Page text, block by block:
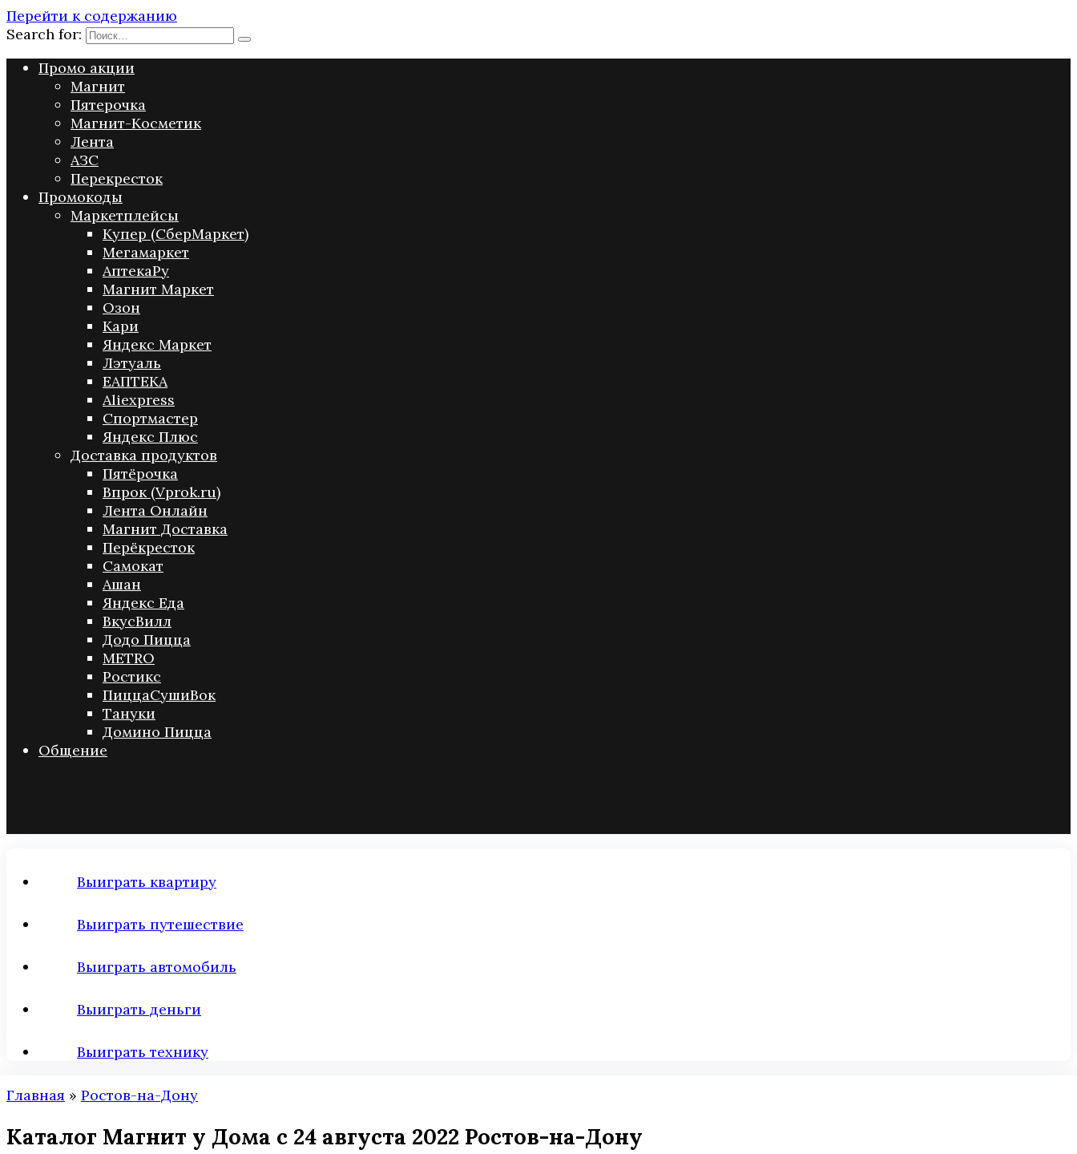
Перейти к содержанию
Search for:
Промо акции
Магнит
Пятерочка
Магнит-Косметик
Лента
АЗС
Перекресток
Промокоды
Маркетплейсы
Купер (СберМаркет)
Мегамаркет
АптекаРу
Магнит Маркет
Озон
Кари
Яндекс Маркет
Лэтуаль
ЕАПТЕКА
Aliexpress
Спортмастер
Яндекс Плюс
Доставка продуктов
Пятёрочка
Впрок (Vprok.ru)
Лента Онлайн
Магнит Доставка
Перёкресток
Самокат
Ашан
Яндекс Еда
ВкусВилл
Додо Пицца
METRO
Ростикс
ПиццаСушиВок
Тануки
Домино Пицца
Общение
Выиграть квартиру
Выиграть путешествие
Выиграть автомобиль
Выиграть деньги
Выиграть технику
Главная » Ростов-на-Дону
Каталог Магнит у Дома с 24 августа 2022 Ростов-на-Дону